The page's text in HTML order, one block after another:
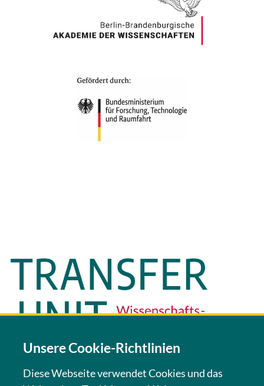
Unsere Cookie-Richtlinien
Diese Webseite verwendet Cookies und das